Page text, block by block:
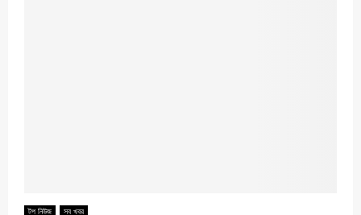
টপ নিউজ সব খবর